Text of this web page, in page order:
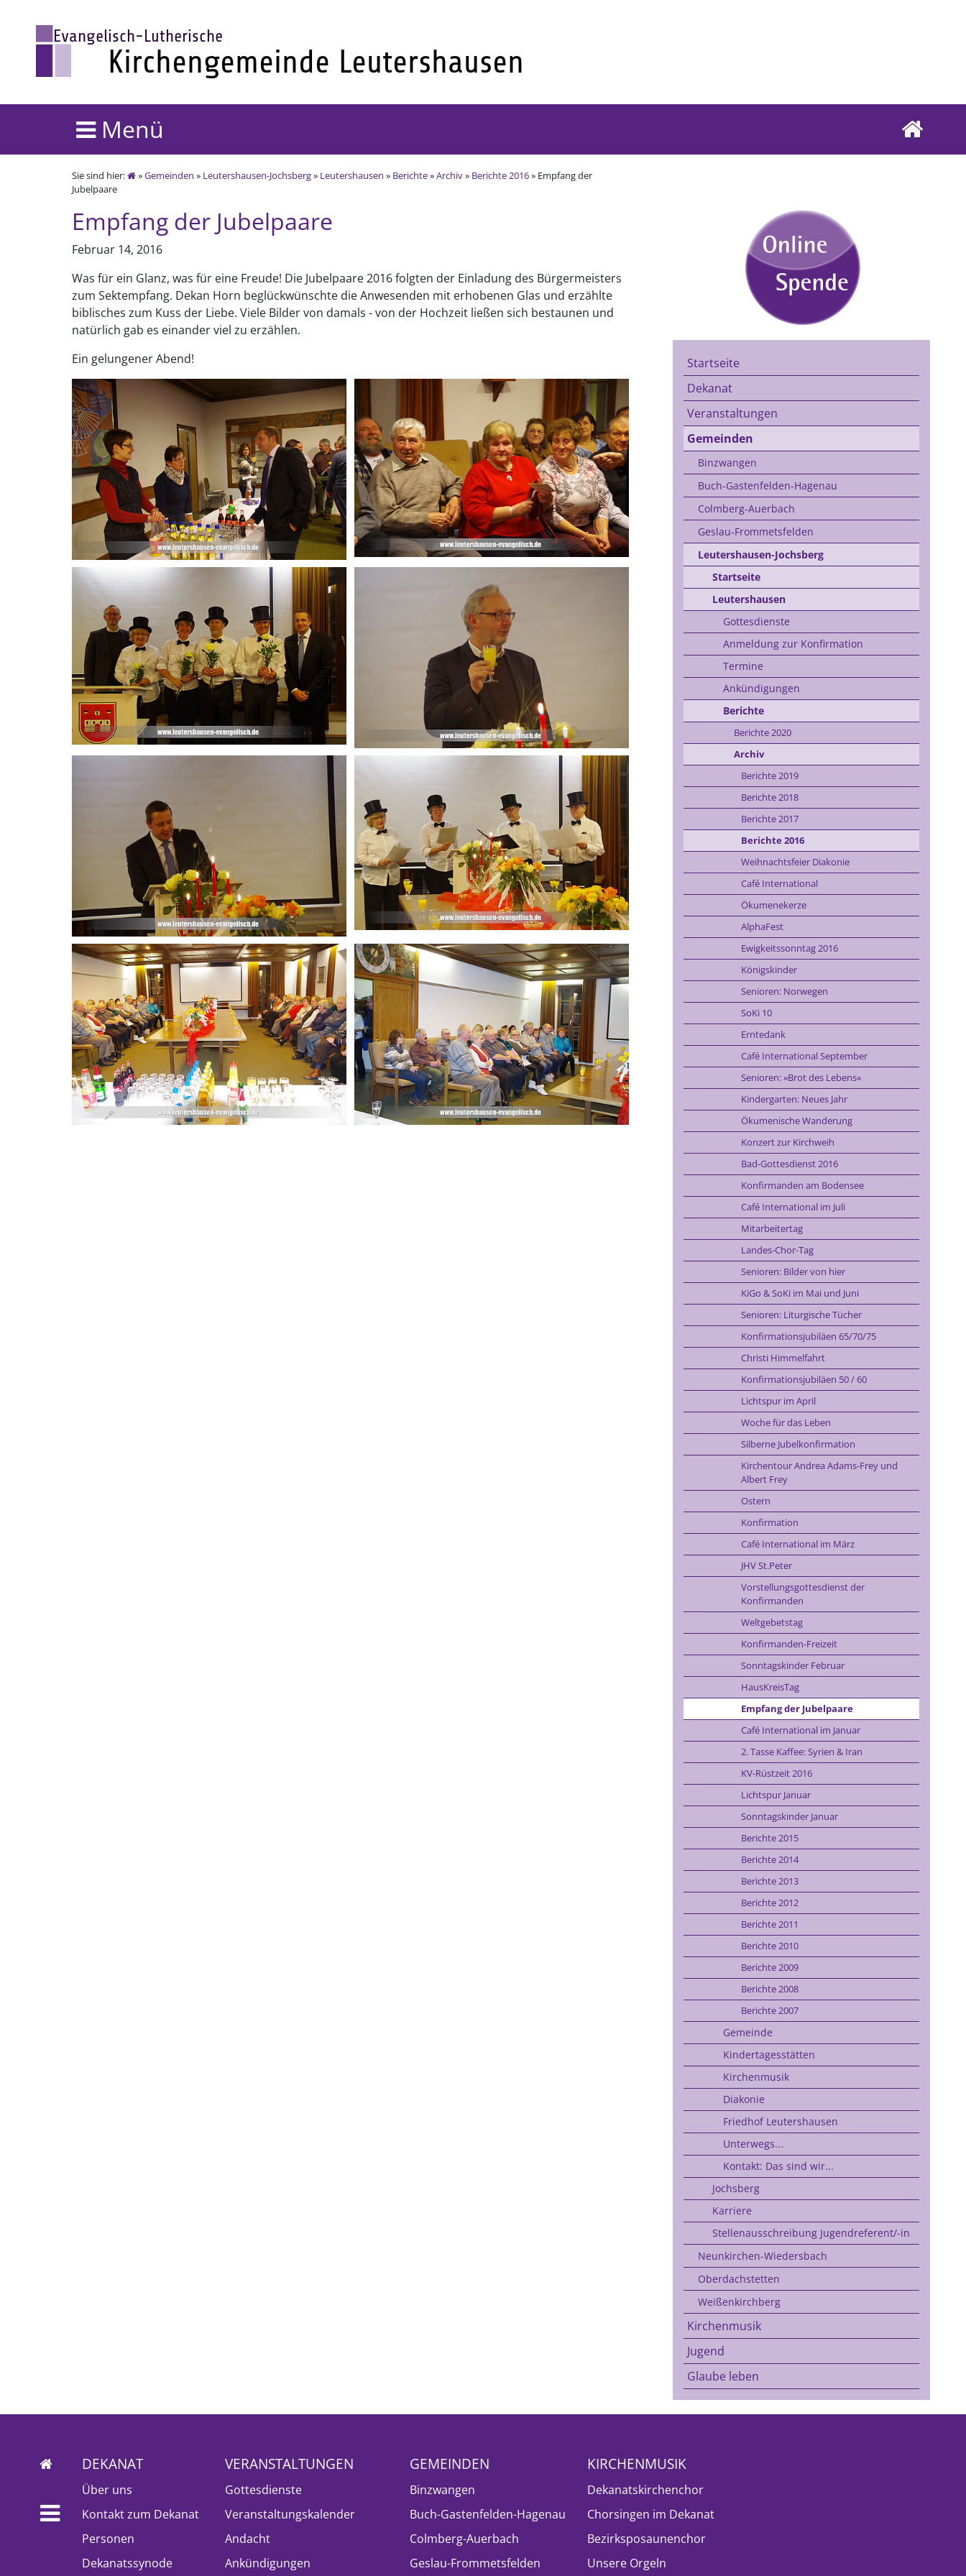
Menü
Sie sind hier: »Gemeinden » Leutershausen-Jochsberg» Leutershausen » Berichte»Archiv» Berichte 2016» Empfang der
Jubelpaare
Empfang der Jubelpaare
Februar 14, 2016
Was für ein Glanz, was für eine Freude! Die Jubelpaare 2016 folgten der Einladung des Bürgermeisters
zum Sektempfang. Dekan Horn beglückwünschte die Anwesenden mit erhobenen Glas und erzählte
biblisches zum Kuss der Liebe. Viele Bilder von damals - von der Hochzeit ließen sich bestaunen und
natürlich gab es einander viel zu erzählen.
Ein gelungener Abend!
Startseite
Dekanat
Veranstaltungen
Gemeinden
Binzwangen
Buch-Gastenfelden-Hagenau
Colmberg-Auerbach
Geslau-Frommetsfelden
Leutershausen-Jochsberg
Startseite
Leutershausen
Gottesdienste
Anmeldung zur Konfirmation
Termine
Ankündigungen
Berichte
Berichte 2020
Archiv
Berichte 2019
Berichte 2018
Berichte 2017
Berichte 2016
Weihnachtsfeier Diakonie
Café International
Ökumenekerze
AlphaFest
Ewigkeitssonntag 2016
Königskinder
Senioren: Norwegen
SoKi 10
Erntedank
Café International September
Senioren: »Brot des Lebens«
Kindergarten: Neues Jahr
Ökumenische Wanderung
Konzert zur Kirchweih
Bad-Gottesdienst 2016
Konfirmanden am Bodensee
Café International im Juli
Mitarbeitertag
Landes-Chor-Tag
Senioren: Bilder von hier
KiGo & SoKi im Mai und Juni
Senioren: Liturgische Tücher
Konfirmationsjubiläen 65/70/75
Christi Himmelfahrt
Konfirmationsjubiläen 50 / 60
Lichtspur im April
Woche für das Leben
Silberne Jubelkonfirmation
Kirchentour Andrea Adams-Frey und
Albert Frey
Ostern
Konfirmation
Café International im März
JHV St.Peter
Vorstellungsgottesdienst der
Konfirmanden
Weltgebetstag
Konfirmanden-Freizeit
Sonntagskinder Februar
HausKreisTag
Empfang der Jubelpaare
Café International im Januar
2. Tasse Kaffee: Syrien & Iran
KV-Rüstzeit 2016
Lichtspur Januar
Sonntagskinder Januar
Berichte 2015
Berichte 2014
Berichte 2013
Berichte 2012
Berichte 2011
Berichte 2010
Berichte 2009
Berichte 2008
Berichte 2007
Gemeinde
Kindertagesstätten
Kirchenmusik
Diakonie
Friedhof Leutershausen
Unterwegs...
Kontakt: Das sind wir...
Jochsberg
Karriere
Stellenausschreibung Jugendreferent/-in
Neunkirchen-Wiedersbach
Oberdachstetten
Weißenkirchberg
Kirchenmusik
Jugend
Glaube leben
DEKANAT
Über uns
Kontakt zum Dekanat
Personen
Dekanatssynode
VERANSTALTUNGEN
Gottesdienste
Veranstaltungskalender
Andacht
Ankündigungen
GEMEINDEN
Binzwangen
Buch-Gastenfelden-Hagenau
Colmberg-Auerbach
Geslau-Frommetsfelden
KIRCHENMUSIK
Dekanatskirchenchor
Chorsingen im Dekanat
Bezirksposaunenchor
Unsere Orgeln